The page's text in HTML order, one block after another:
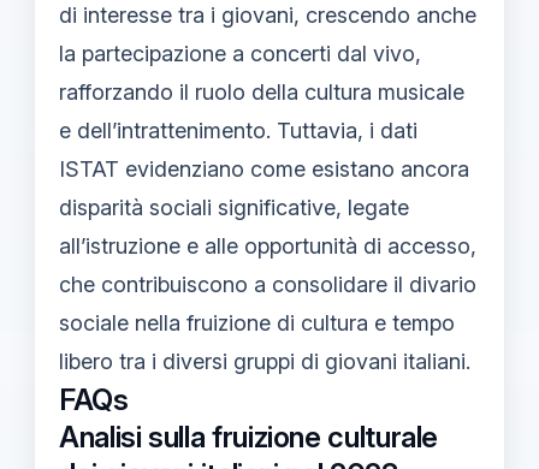
di interesse tra i giovani, crescendo anche
la partecipazione a concerti dal vivo,
rafforzando il ruolo della cultura musicale
e dell’intrattenimento. Tuttavia, i dati
ISTAT evidenziano come esistano ancora
disparità sociali significative, legate
all’istruzione e alle opportunità di accesso,
che contribuiscono a consolidare il divario
sociale nella fruizione di cultura e tempo
libero tra i diversi gruppi di giovani italiani.
FAQs
Analisi sulla fruizione culturale